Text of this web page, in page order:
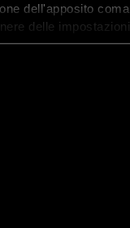
dell'apposito
delle
della
sito clicca
ed